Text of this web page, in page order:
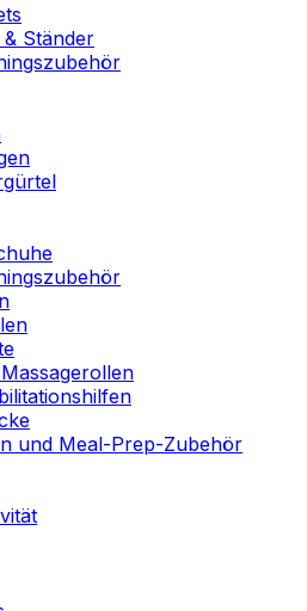
Ständer
und Meal-Prep-Zubehör